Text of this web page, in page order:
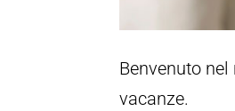
Benvenuto
vacanze.